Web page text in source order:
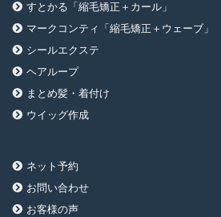
すとかる「縮毛矯正＋カール」
マークコンティ「縮毛矯正＋ウェーブ」
シールエクステ
ヘアループ
まとめ髪・着付け
ウイッグ作成
ネット予約
お問い合わせ
お客様の声